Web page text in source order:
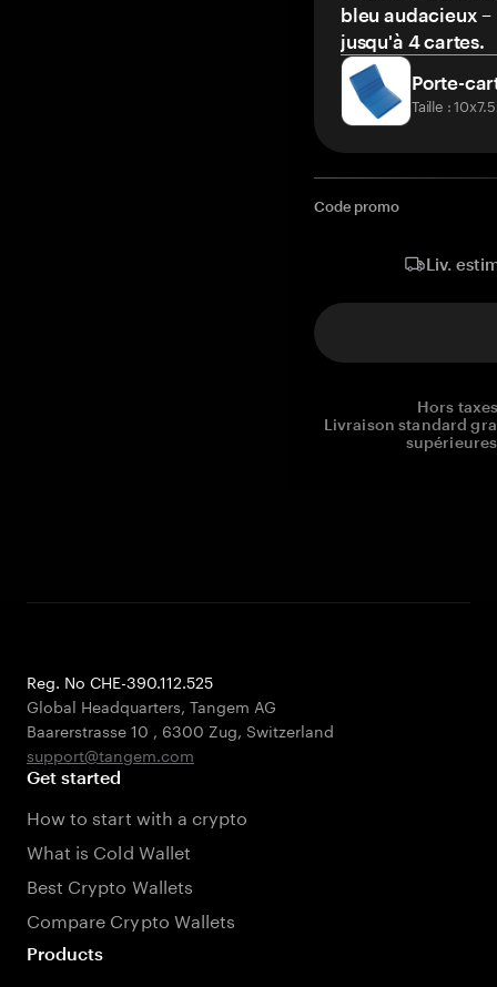
bleu audacieux
jusqu'à 4 cartes.
Porte-
Taille :
Code promo
Liv.
Hors
Livraison standard
Reg. No CHE-390.112.525
Global Headquarters, Tangem AG
Baarerstrasse 10 , 6300 Zug, Switzerland
support@tangem.com
Get started
How to start with a crypto
What is Cold Wallet
Best Crypto Wallets
Compare Crypto Wallets
Products